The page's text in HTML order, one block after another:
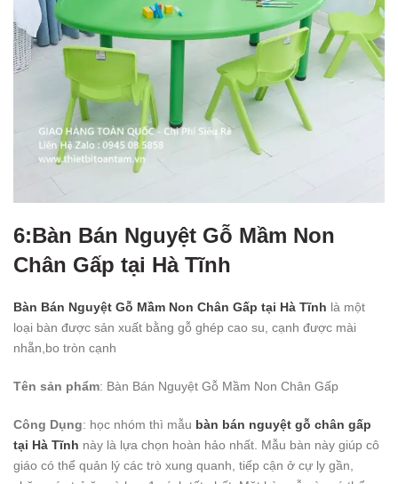
6:Bàn Bán Nguyệt Gỗ Mầm Non
Chân Gấp tại Hà Tĩnh
Bàn Bán Nguyệt Gỗ Mầm Non Chân Gấp tại Hà Tĩnh là một
loại bàn được sản xuất bằng gỗ ghép cao su, cạnh được mài
nhẵn,bo tròn cạnh
Tên sản phẩm: Bàn Bán Nguyệt Gỗ Mầm Non Chân Gấp
Công Dụng: học nhóm thì mẫu bàn bán nguyệt gỗ chân gấp
tại Hà Tĩnh này là lựa chọn hoàn hảo nhất. Mẫu bàn này giúp cô
giáo có thể quản lý các trò xung quanh, tiếp cận ở cự ly gần,